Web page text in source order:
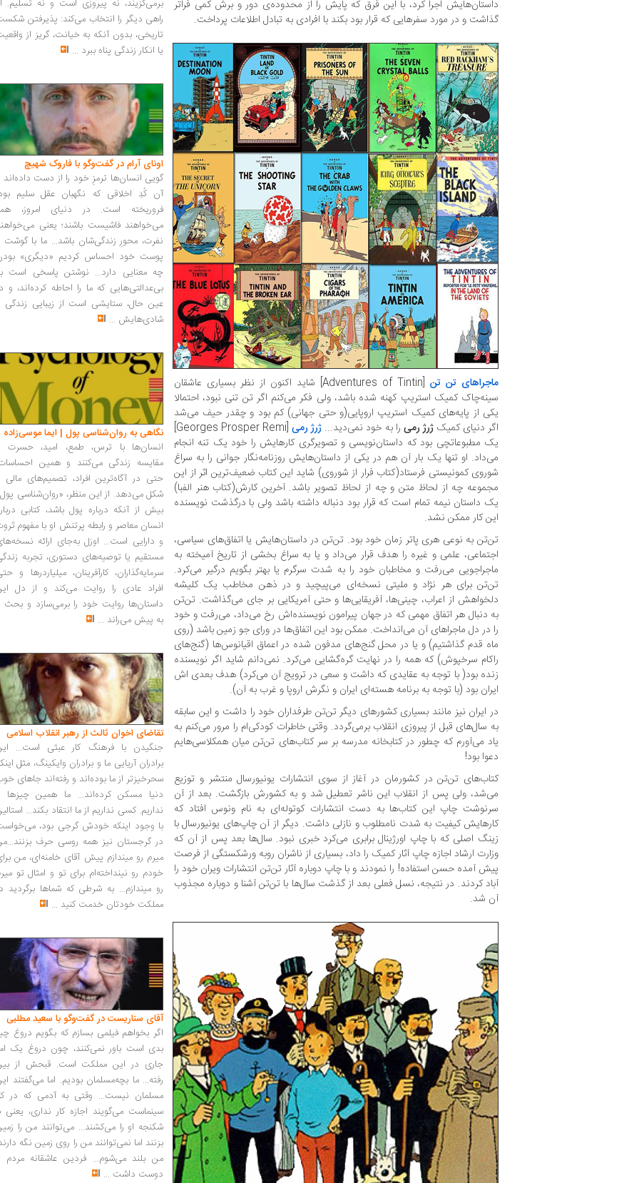
داستان‌هایش اجرا کرد، با این‌ فرق که پایش را از محدوده‌ی دور و برش‌ کمی فراتر
گذاشت‌ و در مورد سفرهایی که‌ قرار بود بکند با افرادی به تبادل اطلاعات‌ پرداخت.
ماجراهای تن تن
[Adventures of Tintin] شاید اکنون از نظر بسیاری عاشقان
سینه‌چاک کمیک استریپ‌ کهنه شده باشد‌، ولی‌ فکر می‌کنم اگر تن‌ تنی نبود، احتمالا
یکی از پایه‌های کمیک‌ استریپ اروپایی(و حتی جهانی) کم بود و چقدر حیف می‌شد
اگر دنیای کمیکژرژ رمی را به خود نمی‌دید‌... ژرژ رمی
[Georges Prosper Remi]
یک مطبوعاتچی‌ بود‌ که داستان‌نویسی و تصویرگری‌ کارهایش را خود یک تنه انجام
می‌داد. او تنها یک بار آن هم‌ در‌ یکی‌ از داستان‌هایش‌ روزنامه‌نگار جوانی را به سراغ
شوروی‌ کمونیستی فرستاد(کتاب فرار‌ از‌ شوروی‌) شاید این کتاب ضعیف‌ترین اثر از این‌
مجموعه چه از لحاظ متن و چه از‌ لحاظ‌ تصویر‌ باشد. آخرین کارش(کتاب هنر الفبا)
یک داستان نیمه تمام است که قرار بود‌ دنباله‌ داشته باشد ولی با درگذشت‌ نویسنده
این کار ممکن نشد.
تن‌تن به نوعی‌ هری‌ پاتر‌ زمان‌ خود بود. تن‌تن در داستان‌هایش یا اتفاق‌های سیاسی،
اجتماعی، علمی و غیره‌ را‌ هدف قرار می‌داد و یا به سراغ بخشی‌ از‌ تاریخ‌ آمیخته به‌
ماجراجویی می‌رفت و مخاطبان خود را‌ به‌ شدت سرگرم یا بهتر بگویم درگیر می‌کرد.
تن‌تن برای هر نژاد و ملیتی‌ نسخه‌ای‌ می‌پیچید و در ذهن مخاطب یک‌ کلیشه‌‌
دلخواهش از‌ اعراب‌، چینی‌ها‌، آفریقایی‌ها و حتی آمریکایی بر جای می‌گذاشت‌. تن‌تن‌
به‌ دنبال هر اتفاق مهمی که در جهان پیرامون‌ نویسنده‌اش رخ می‌داد‌، می‌رفت‌ و خود
را در دل ماجراهای آن‌ می‌انداخت. ممکن بود این‌ اتفاق‌ها‌ در ورای جو زمین باشد‌ (روی
ماه قدم گذاشتیم) و یا در محل گنج‌های مدفون شده در اعماق‌ اقیانوس‌ها‌ (گنج‌های
راکام سرخپوش) که‌ همه‌ را‌ در نهایت گره‌گشایی‌ می‌کرد‌. نمی‌دانم شاید اگر نویسنده‌
زنده‌ بود( با توجه به عقایدی که داشت و سعی در ترویج آن می‌کرد) هدف بعدی‌ اش‌
ایران‌ بود (با توجه به برنامه‌ هسته‌ای‌ ایران و نگرش‌ اروپا‌ و غرب‌ به آن).
در ایران‌ نیز مانند بسیاری کشورهای دیگر تن‌تن طرفداران خود را داشت و این سابقه
به‌ سال‌های قبل‌ از‌ پیروزی انقلاب برمی‌گردد. وقتی خاطرات کودکی‌ام‌ را‌ مرور‌ می‌کنم‌ به‌‌
یاد می‌آورم که‌ چطور‌ در کتابخانه مدرسه‌ بر سر کتاب‌های تن‌تن میان همکلاسی‌هایم‌
دعوا بود!
کتاب‌های تن‌تن در کشورمان در‌ آغاز از‌ سوی انتشارات یونیورسال منتشر و توزیع
می‌شد، ولی‌ پس‌ از‌ انقلاب‌ این‌ ناشر‌ تعطیل شد و به کشورش بازگشت. بعد از آن
سرنوشت چاپ این کتاب‌ها به دست‌ انتشارات کوتوله‌ای به نام ونوس افتاد که‌
کارهایش کیفیت به شدت نامطلوب و نازلی‌‌ داشت. دیگر از آن چاپ‌های یونیورسال با
زینگ اصلی که با چاپ اورژینال برابری می‌کرد خبری نبود. سال‌ها بعد پس از آن که‌
وزارت ارشاد اجازه چاپ آثار کمیک‌ را‌ داد، بسیاری از ناشران روبه ورشکستگی از فرصت
پیش آمده حسن استفاده! را نمودند و با چاپ دوباره آثار تن‌تن انتشارات ویران‌ خود را
آباد کردند. در نتیجه، نسل فعلی‌ بعد‌ از گذشت سال‌ها با تن‌تن آشنا و دوباره‌ مجذوب
آن شد.
برمی‌گزیند، نه پیروزی است و نه تسلیم.
راهی دیگر را انتخاب می‌کند: پذیرفتن
تاریخی، بدون آنکه به خیانت، گریز از
یا انکار زندگی پناه ببرد ...
اونای آرام در گفت‌وگو با فاروک شهیچ‭
گویی انسان‌ها ترمزِ خود را از دست داده‌اند
آن کُدِ اخلاقی که نگهبان عقل سلیم
فروریخته است. در دنیای امروز،
می‌خواهند فاشیست باشند؛ یعنی
نفرت، محورِ زندگی‌شان باشد... ما با گوشت
پوست خود احساس کردیم «دیگری»
چه معنایی دارد... نوشتن پاسخی است
بی‌عدالتی‌هایی که ما را احاطه کرده‌اند، و
عین حال، ستایشی است از زیبایی زندگی
شادی‌هایش ...
نگاهی به روان‌شناسی پول | ایما موسی‌زاده
انسان‌ها با ترس، طمع، امید، حسرت
مقایسه زندگی می‌کنند و همین
حتی در آگاه‌ترین افراد، تصمیم‌های مالی
شکل می‌دهد. از این منظر، «روان‌شناسی
بیش از آنکه درباره پول باشد، کتابی
انسان معاصر و رابطه پرتنش او با مفهوم
و دارایی است... اوزل به‌جای ارائه
مستقیم یا توصیه‌های دستوری، تجربه
سرمایه‌گذاران، کارآفرینان، میلیاردرها و
افراد عادی را روایت می‌کند و از دل
داستان‌ها روایت خود را برمی‌سازد و بحث
به پیش می‌راند ...
تقاضای اخوان ثالث از رهبر انقلاب اسلامی
جنگیدن با فرهنگ کار عبثی است...
برادران آریایی ما و برادران وایکینگ، مثل
سحرخیزتر از ما بوده‌اند و رفته‌اند جاهای
دنیا مسکن کرده‌اند... ما همین چیزها
نداریم. کسی نداریم از ما انتقاد بکند...
با وجود اینکه خودش گرجی بود،
در گرجستان نیز همه روسی حرف
میرم رو میندازم پیش آقای خامنه‌ای، من
خودم رو نینداخته‌ام برای تو و امثال تو
رو میندازم... به شرطی که شماها برگردید
مملکت خودتان خدمت کنید ...
آقای سناریست در گفت‌وگو با سعید مطلبی
اگر بخواهم فیلمی بسازم که بگویم دروغ
بدی است باور نمی‌کنند، چون دروغ یک
جاری در این مملکت است. قبحش از
رفته... ما بچه‌مسلمان بودیم. اما می‌گفتند
مسلمان نیست... وقتی به آدمی که در
سینماست می‌گویند اجازه کار نداری، یعنی
شکنجه او را می‌کشند... می‌توانند من را
بزنند اما نمی‌توانند من را روی زمین نگه
من بلند می‌شوم... فردین عاشقانه مردم
دوست داشت ...